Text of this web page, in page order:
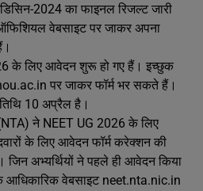
2024 का फाइनल रिजल्ट जारी
वेबसाइट पर जाकर अपना
के लिए आवेदन शुरू हो गए हैं। इच्छुक
पर जाकर फॉर्म भर सकते हैं।
10 अप्रैल है।
(NTA) ने NEET UG 2026 के लिए
के लिए आवेदन फॉर्म करेक्शन की
जिन अभ्यर्थियों ने पहले ही आवेदन किया
आधिकारिक वेबसाइट neet.nta.nic.in